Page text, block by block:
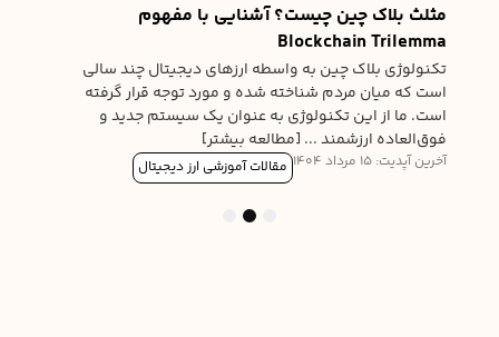
مثلث بلاک چین چیست؟ آشنایی با مفهوم
Blockchain Trilemma
تکنولوژی بلاک چین به واسطه ارزهای دیجیتال چند سالی
است که میان مردم شناخته شده و مورد توجه قرار گرفته
است. ما از این تکنولوژی به عنوان یک سیستم جدید و
فوق‌العاده ارزشمند ... [مطالعه بیشتر]
مقالات آموزشی ارز دیجیتال آخرین آپدیت: 15 مرداد 1404